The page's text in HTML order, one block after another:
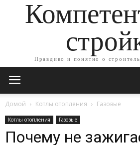
Правдиво и понятно о
Домой Котлы отопления Газовые
Котлы отопления Газовые
Почему не